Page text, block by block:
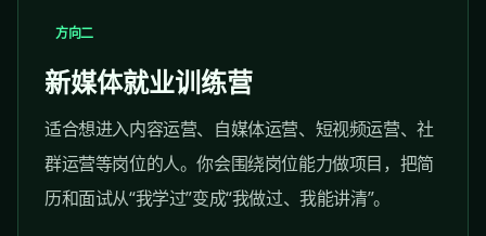
方向二
新媒体就业训练营
适合想进入内容运营、自媒体运营、短视频运营、社
群运营等岗位的人。你会围绕岗位能力做项目，把简
历和面试从“我学过”变成“我做过、我能讲清”。